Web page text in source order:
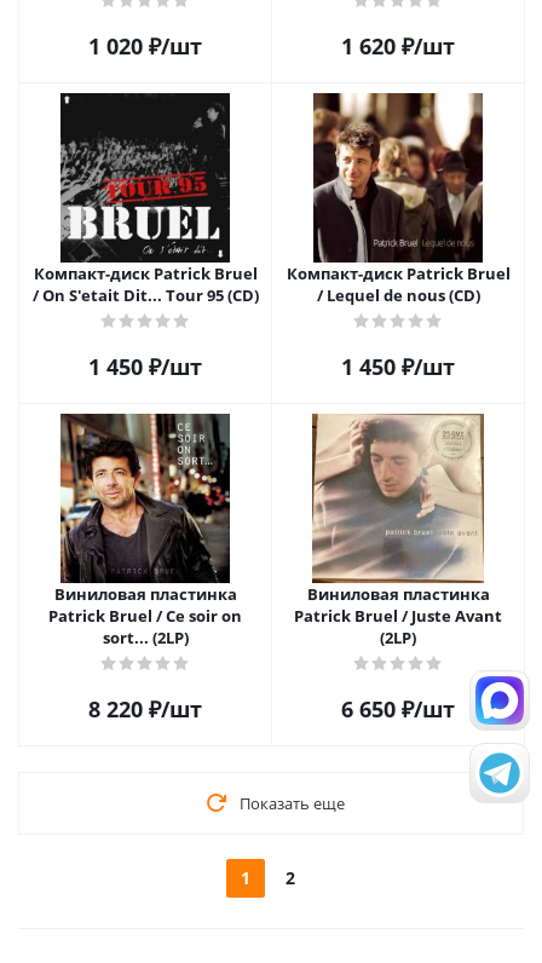
1 020 ₽/шт 1 620 ₽/шт
Компакт-диск Patrick Bruel
/ On S'etait Dit... Tour 95 (CD)
1 450 ₽/шт
Компакт-диск Patrick Bruel
/ Lequel de nous (CD)
1 450 ₽/шт
Виниловая пластинка
Patrick Bruel / Ce soir on
sort... (2LP)
8 220 ₽/шт
Виниловая пластинка
Patrick Bruel / Juste Avant
(2LP)
6 650 ₽/шт
Показать еще
1 2